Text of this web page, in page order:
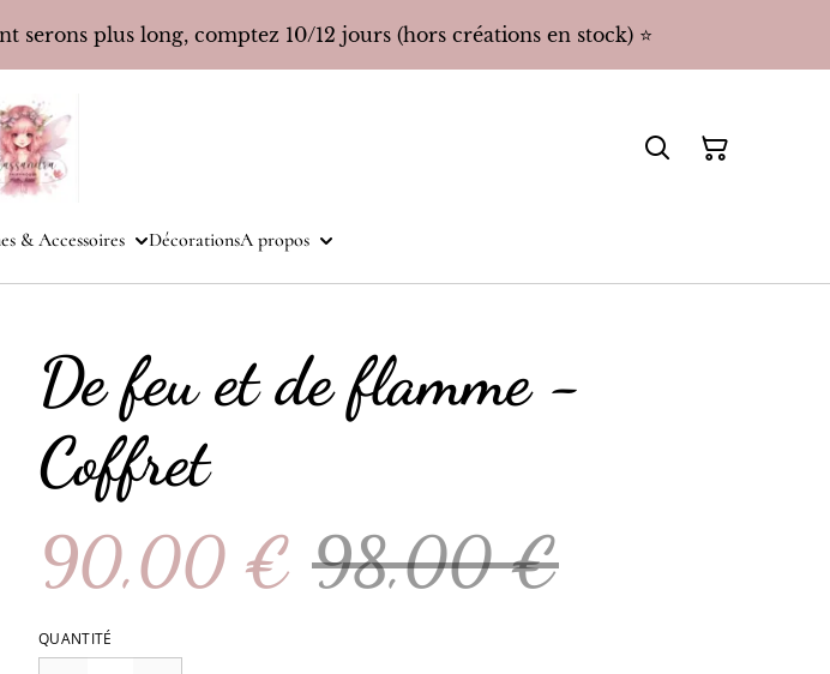
serons plus long, comptez 10/12 jours (hors créations en stock) ⭐️
& Accessoires DécorationsA propos
De feu et de flamme -
Coffret
90,00 € 98,00 €
QUANTITÉ